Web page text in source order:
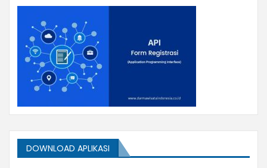
DOWNLOAD APLIKASI